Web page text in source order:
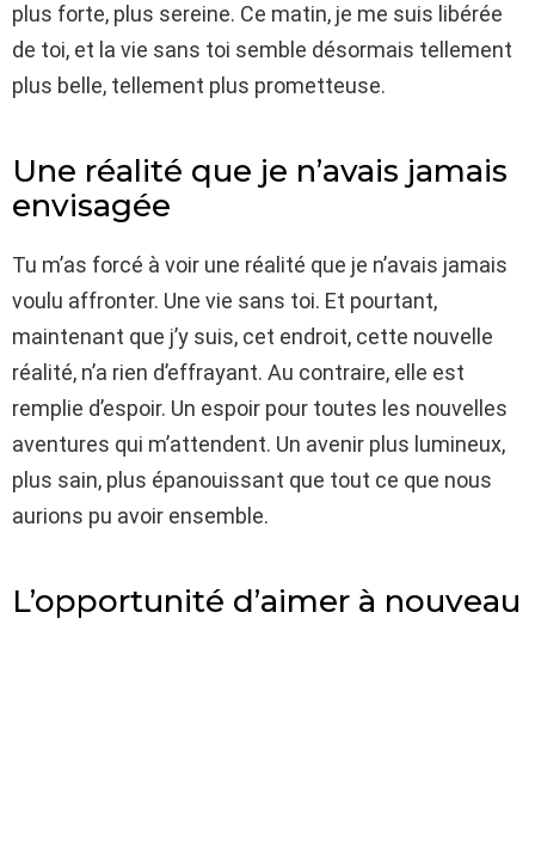
plus forte, plus sereine. Ce matin, je me suis libérée
de toi, et la vie sans toi semble désormais tellement
plus belle, tellement plus prometteuse.
Une réalité que je n’avais jamais
envisagée
Tu m’as forcé à voir une réalité que je n’avais jamais
voulu affronter. Une vie sans toi. Et pourtant,
maintenant que j’y suis, cet endroit, cette nouvelle
réalité, n’a rien d’effrayant. Au contraire, elle est
remplie d’espoir. Un espoir pour toutes les nouvelles
aventures qui m’attendent. Un avenir plus lumineux,
plus sain, plus épanouissant que tout ce que nous
aurions pu avoir ensemble.
L’opportunité d’aimer à nouveau